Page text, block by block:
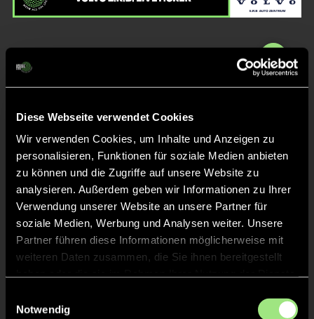
Diese Webseite verwendet Cookies
Wir verwenden Cookies, um Inhalte und Anzeigen zu
personalisieren, Funktionen für soziale Medien anbieten
zu können und die Zugriffe auf unsere Website zu
analysieren. Außerdem geben wir Informationen zu Ihrer
Verwendung unserer Website an unsere Partner für
soziale Medien, Werbung und Analysen weiter. Unsere
Partner führen diese Informationen möglicherweise mit
weiteren Daten zusammen, die Sie ihnen bereitgestellt
Notwendig
Liveticker